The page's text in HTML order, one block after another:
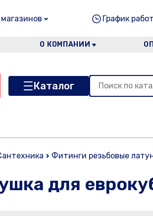
График
О КОМПАНИИ
Каталог
Фитинги резьбовые
для